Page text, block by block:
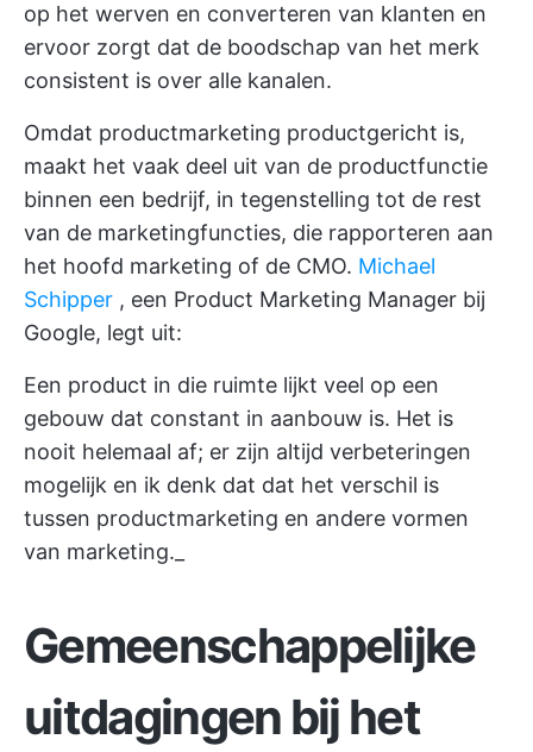
op het werven en converteren van klanten en
ervoor zorgt dat de boodschap van het merk
consistent is over alle kanalen.
Omdat productmarketing productgericht is,
maakt het vaak deel uit van de productfunctie
binnen een bedrijf, in tegenstelling tot de rest
van de marketingfuncties, die rapporteren aan
het hoofd marketing of de CMO. Michael
Schipper , een Product Marketing Manager bij
Google, legt uit:
Een product in die ruimte lijkt veel op een
gebouw dat constant in aanbouw is. Het is
nooit helemaal af; er zijn altijd verbeteringen
mogelijk en ik denk dat dat het verschil is
tussen productmarketing en andere vormen
van marketing._
Gemeenschappelijke
uitdagingen bij het